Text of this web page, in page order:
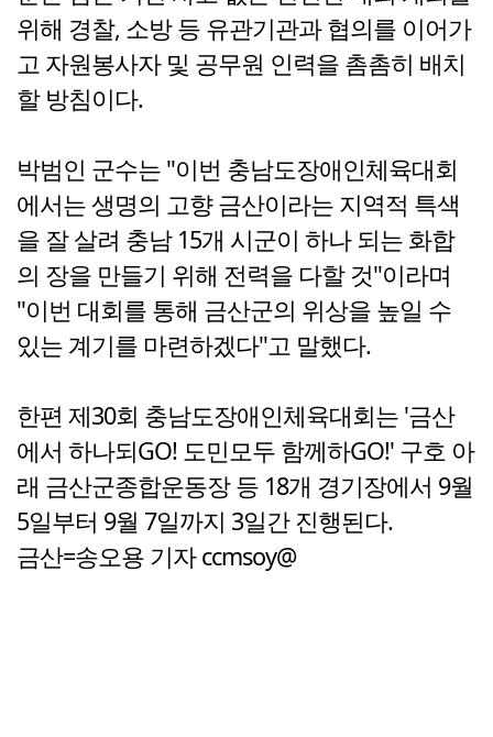
위해 경찰, 소방 등 유관기관과 협의를 이어가
고 자원봉사자 및 공무원 인력을 촘촘히 배치
할 방침이다.
박범인 군수는 "이번 충남도장애인체육대회
에서는 생명의 고향 금산이라는 지역적 특색
을 잘 살려 충남 15개 시군이 하나 되는 화합
의 장을 만들기 위해 전력을 다할 것"이라며
"이번 대회를 통해 금산군의 위상을 높일 수
있는 계기를 마련하겠다"고 말했다.
한편 제30회 충남도장애인체육대회는 '금산
에서 하나되GO! 도민모두 함께하GO!' 구호 아
래 금산군종합운동장 등 18개 경기장에서 9월
5일부터 9월 7일까지 3일간 진행된다.
금산=송오용 기자 ccmsoy@